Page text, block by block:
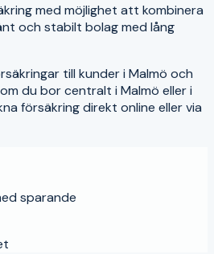
med möjlighet att kombinera
och stabilt bolag med lång
till kunder i Malmö och
du bor centralt i Malmö eller i
försäkring direkt online eller via
sparande